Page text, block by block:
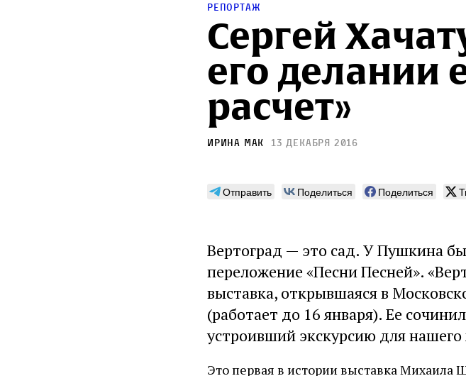
Репортаж
Сергей
его делании
расчет»
Ирина Мак 13 декабря 2016
Отправить Поделиться Поделиться
Вертоград — это сад. У Пушкина
переложение «Песни Песней».
выставка, открывшаяся в
(работает до 16 января). Ее
устроивший экскурсию для
Это первая в истории выставка